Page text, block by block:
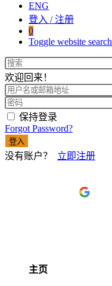
ENG
登入 / 注册
0
Toggle website search
欢迎回来！
保持登录
Forgot Password?
登入
没有账户？ 立即注册
主页